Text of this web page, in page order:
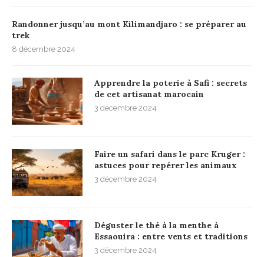
Randonner jusqu’au mont Kilimandjaro : se préparer au
trek
8 décembre 2024
Apprendre la poterie à Safi : secrets
de cet artisanat marocain
3 décembre 2024
Faire un safari dans le parc Kruger :
astuces pour repérer les animaux
3 décembre 2024
Déguster le thé à la menthe à
Essaouira : entre vents et traditions
3 décembre 2024